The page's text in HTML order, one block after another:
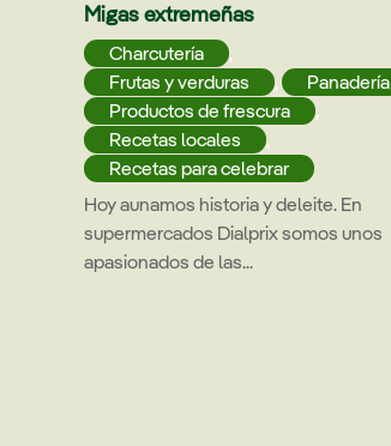
Migas extremeñas
Charcutería
,
Frutas y verduras
, Panadería
Productos de frescura
,
Recetas locales
,
Recetas para celebrar
Hoy aunamos historia y deleite. En
supermercados Dialprix somos unos
apasionados de las...